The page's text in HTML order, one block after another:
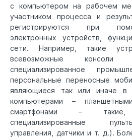
с компьютером на рабочем
участником процесса и
регистрируются при
электронных устройств,
сети. Например, такие
всевозможные консоли
специализированное
персональные переносные
являющиеся так или иначе в
компьютерами –
смартфонами –
специализированные
управления, датчики и т. д.).